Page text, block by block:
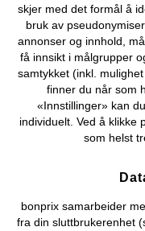
skjer med det formål å
bruk av
annonser og innhold,
få innsikt i målgrupper
samtykket (inkl.
finner du når som
«Innstillinger» kan
individuelt. Ved å klikke
som helst
bonprix samarbeider
fra din sluttbrukerenhet